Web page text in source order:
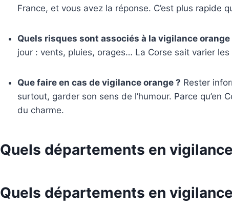
France, et vous avez la réponse. C’est plus rapide
Quels risques sont associés à la vigilance orange
jour : vents, pluies, orages… La Corse sait varier les
Que faire en cas de vigilance orange ? Rester
surtout, garder son sens de l’humour. Parce qu’en
du charme.
Quels départements en
Quels départements en